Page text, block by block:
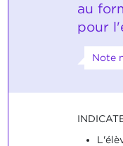
au
pour
Note